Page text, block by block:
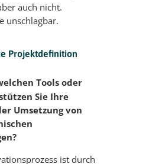
auch nicht.
unschlagbar.
Projektdefinition
Tools oder
Sie Ihre
Umsetzung von
ist durch